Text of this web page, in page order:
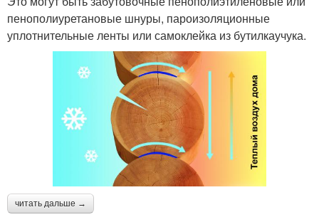
пенополиуретановые шнуры, пароизоляционные
уплотнительные ленты или самоклейка из бутилкаучука.
читать дальше →